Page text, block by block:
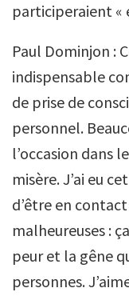
participeraient «
Paul Dominjon :
indispensable
de prise de
personnel.
l’occasion dans
misère. J’ai eu
d’être en
malheureuses :
peur et la gêne
personnes.